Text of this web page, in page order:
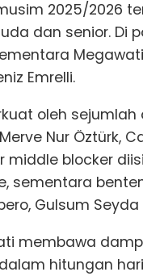
2025/2026
dan senior. Di
Emrelli.
oleh
Nur Öztürk,
middle blocker
sementara
Gulsum Seyda
membawa
dalam hitungan